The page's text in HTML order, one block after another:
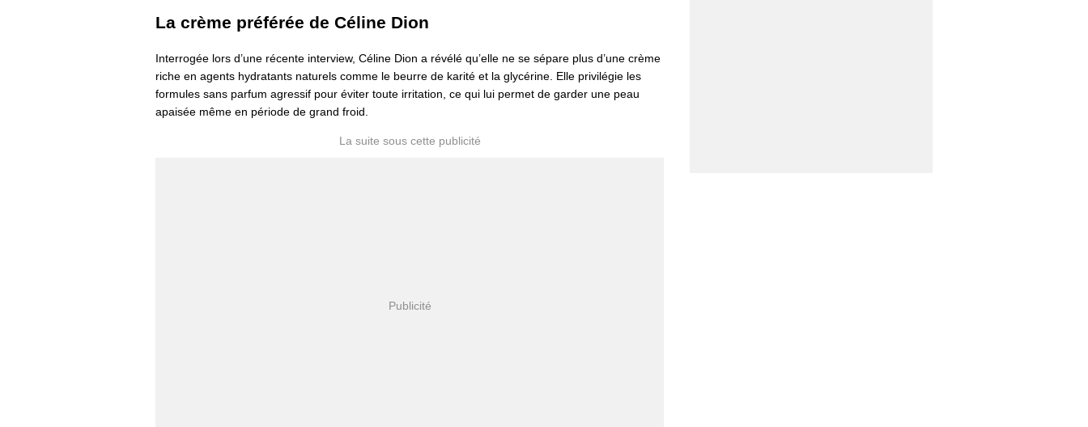
La crème préférée de Céline Dion
Interrogée lors d’une récente interview, Céline Dion a révélé qu’elle ne se sépare plus d’une crème
riche en agents hydratants naturels comme le beurre de karité et la glycérine. Elle privilégie les
formules sans parfum agressif pour éviter toute irritation, ce qui lui permet de garder une peau
apaisée même en période de grand froid.